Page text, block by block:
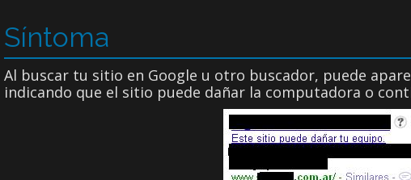
Síntoma
Al buscar tu sitio en Google u otro buscador, puede
indicando que el sitio puede dañar la computadora o